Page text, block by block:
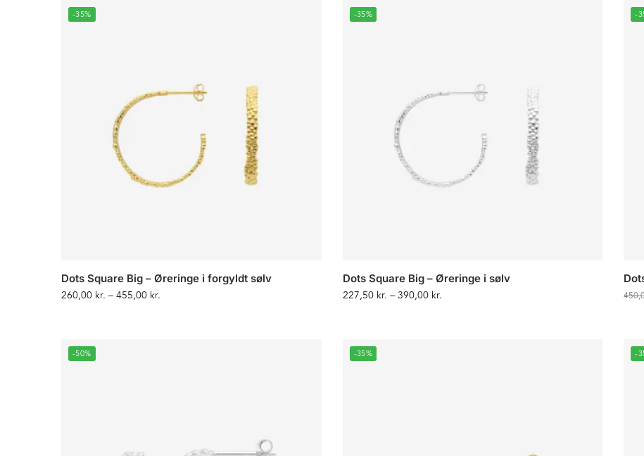
-35%
Dots Square Big – Øreringe i forgyldt sølv
260,00 kr. –455,00 kr.
-35%
Dots Square Big – Øreringe i sølv
227,50 kr. – 390,00 kr.
-
-50% -35% -